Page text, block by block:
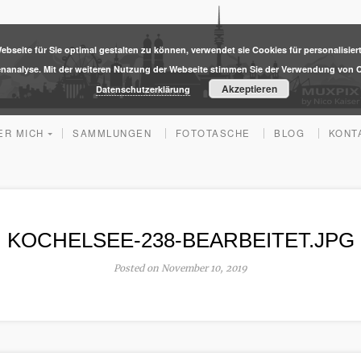
MICH SAMMLUNGEN FOTOTASCHE BLOG
KOCHELSEE-238-BEARBEITET.JPG
Posted on November 10, 2019
für Sie optimal gestalten zu können, verwendet sie Cookies für
Mit der weiteren Nutzung der Webseite stimmen Sie der Verwendung von
Datenschutzerklärung
Akzeptieren